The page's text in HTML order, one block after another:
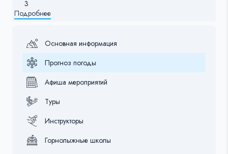
3
Подробнее
Основная информация
Прогноз погоды
Афиша мероприятий
Туры
Инструкторы
Горнолыжные школы